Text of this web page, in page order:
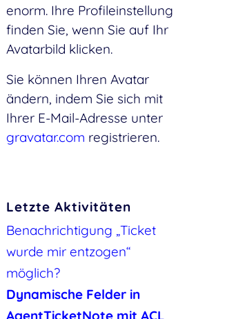
enorm. Ihre Profileinstellung
finden Sie, wenn Sie auf Ihr
Avatarbild klicken.
Sie können Ihren Avatar
ändern, indem Sie sich mit
Ihrer E-Mail-Adresse unter
gravatar.com registrieren.
Letzte Aktivitäten
Benachrichtigung „Ticket
wurde mir entzogen“
möglich?
Dynamische Felder in
AgentTicketNote mit ACL